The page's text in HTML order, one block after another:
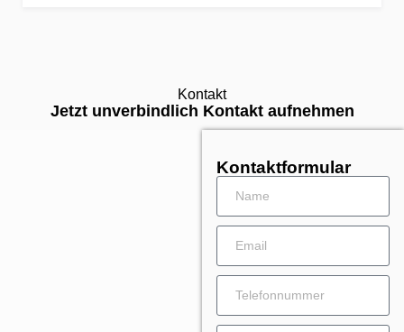
Kontakt
Jetzt unverbindlich Kontakt aufnehmen
Kontaktformular